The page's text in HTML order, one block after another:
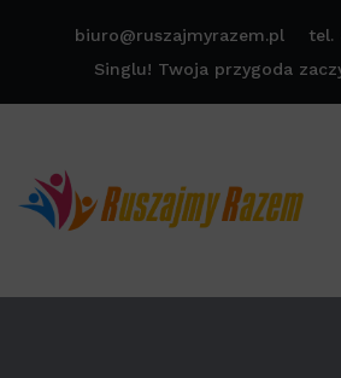
biuro@ruszajmyrazem.pl
tel.
Singlu! Twoja przygoda